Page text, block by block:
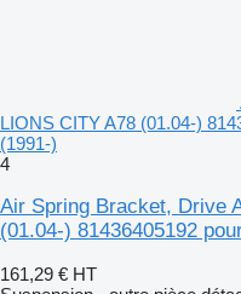
LIONS CITY A78 (01.04-)
(1991-)
4
Air Spring Bracket, Drive
(01.04-) 81436405192
161,29 € HT